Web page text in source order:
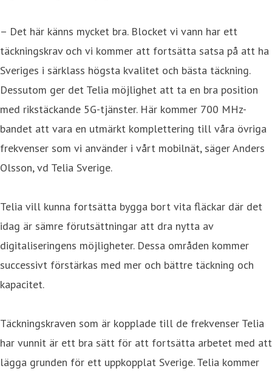
– Det här känns mycket bra. Blocket vi vann har ett
täckningskrav och vi kommer att fortsätta satsa på att ha
Sveriges i särklass högsta kvalitet och bästa täckning.
Dessutom ger det Telia möjlighet att ta en bra position
med rikstäckande 5G-tjänster. Här kommer 700 MHz-
bandet att vara en utmärkt komplettering till våra övriga
frekvenser som vi använder i vårt mobilnät, säger Anders
Olsson, vd Telia Sverige.
Telia vill kunna fortsätta bygga bort vita fläckar där det
idag är sämre förutsättningar att dra nytta av
digitaliseringens möjligheter. Dessa områden kommer
successivt förstärkas med mer och bättre täckning och
kapacitet.
Täckningskraven som är kopplade till de frekvenser Telia
har vunnit är ett bra sätt för att fortsätta arbetet med att
lägga grunden för ett uppkopplat Sverige. Telia kommer